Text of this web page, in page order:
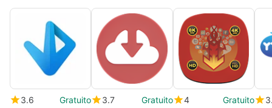
3.6
Gratuito
3.7
Gratuito
4
Gratuito